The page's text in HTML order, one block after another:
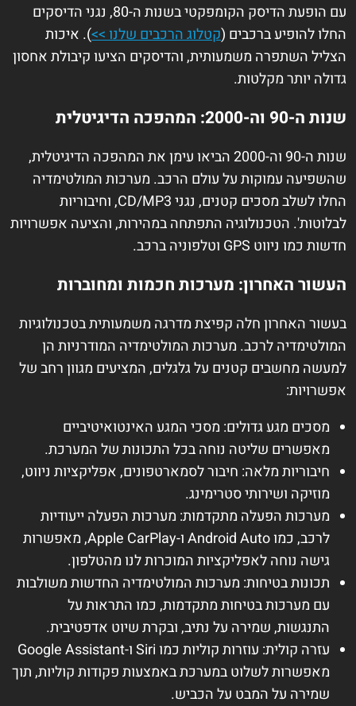
עם הופעת הדיסק הקומפקטי בשנות ה-80, נגני הדיסקים
החלו להופיע ברכבים (קטלוג הרכבים שלנו >>). איכות
הצליל השתפרה משמעותית, והדיסקים הציעו קיבולת אחסון
גדולה יותר מקלטות.
שנות ה-90 וה-2000: המהפכה הדיגיטלית
שנות ה-90 וה-2000 הביאו עימן את המהפכה הדיגיטלית,
שהשפיעה עמוקות על עולם הרכב. מערכות המולטימדיה
החלו לשלב מסכים קטנים, נגני CD/MP3, וחיבוריות
לבלוטות'. הטכנולוגיה התפתחה במהירות, והציעה אפשרויות
חדשות כמו ניווט GPS וטלפוניה ברכב.
העשור האחרון: מערכות חכמות ומחוברות
בעשור האחרון חלה קפיצת מדרגה משמעותית בטכנולוגיות
המולטימדיה לרכב. מערכות המולטימדיה המודרניות הן
למעשה מחשבים קטנים על גלגלים, המציעים מגוון רחב של
אפשרויות:
מסכים מגע גדולים: מסכי המגע האינטואיטיביים
מאפשרים שליטה נוחה בכל התכונות של המערכת.
חיבוריות מלאה: חיבור לסמארטפונים, אפליקציות ניווט,
מוזיקה ושירותי סטרימינג.
מערכות הפעלה מתקדמות: מערכות הפעלה ייעודיות
לרכב, כמו Android Auto ו-Apple CarPlay, מאפשרות
גישה נוחה לאפליקציות המוכרות לנו מהטלפון.
תכונות בטיחות: מערכות המולטימדיה החדשות משולבות
עם מערכות בטיחות מתקדמות, כמו התראות על
התנגשות, שמירה על נתיב, ובקרת שיוט אדפטיבית.
עזרה קולית: עוזרות קוליות כמו Siri ו-Google Assistant
מאפשרות לשלוט במערכת באמצעות פקודות קוליות, תוך
שמירה על המבט על הכביש.